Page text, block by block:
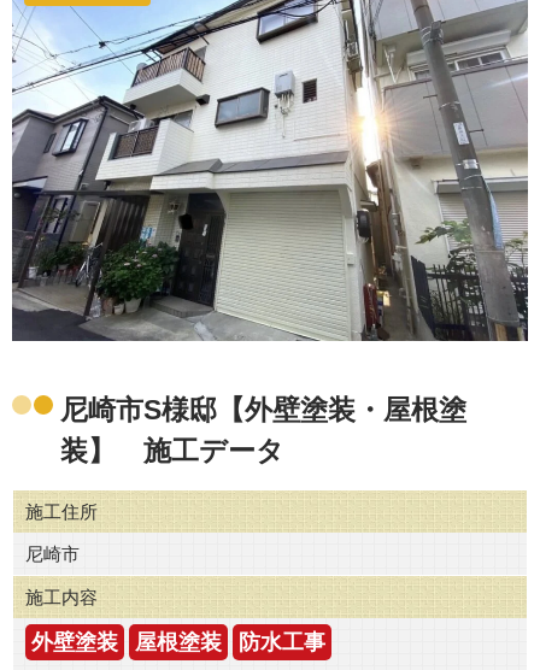
尼崎市S様邸【外壁塗装・屋根塗
装】 施工データ
施工住所
尼崎市
施工内容
外壁塗装 屋根塗装 防水工事